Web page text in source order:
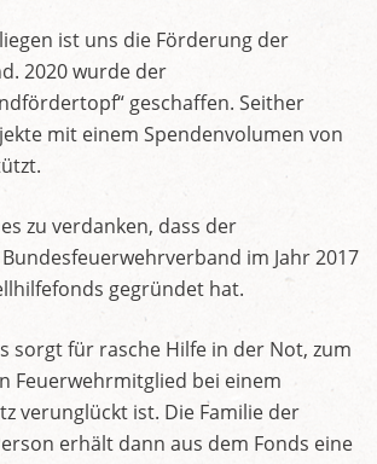
ist uns die Förderung der
2020 wurde der
geschaffen. Seither
mit einem Spendenvolumen von
zu verdanken, dass der
im Jahr 2017
gegründet hat.
sorgt für rasche Hilfe in der Not, zum
Feuerwehrmitglied bei einem
verunglückt ist. Die Familie der
erhält dann aus dem Fonds eine